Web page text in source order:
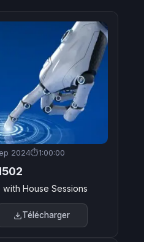
2024 1:00:00
House Sessions
Télécharger